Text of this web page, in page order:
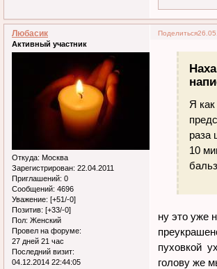
Поделиться
Любасик
Активный участник
Откуда: Москва
Зарегистрирован: 22.04.2011
Приглашений: 0
Сообщений: 4696
Уважение: [+51/-0]
Позитив: [+33/-0]
Пол: Женский
Провел на форуме:
27 дней 21 час
Последний визит:
04.12.2014 22:44:05
Наха
Я как
раза
10
ну это уже
пуховкой
голову же